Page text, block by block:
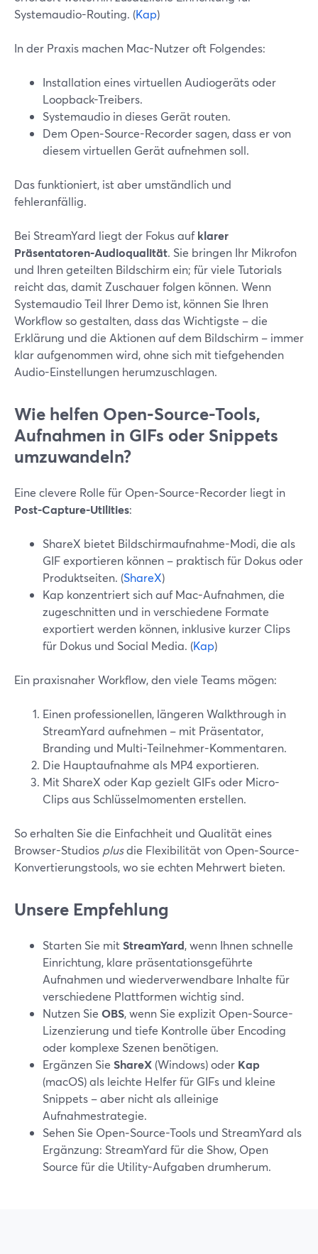
Systemaudio-Routing. (Kap)
In der Praxis machen Mac-Nutzer oft Folgendes:
Installation eines virtuellen Audiogeräts oder
Loopback-Treibers.
Systemaudio in dieses Gerät routen.
Dem Open‑Source-Recorder sagen, dass er von
diesem virtuellen Gerät aufnehmen soll.
Das funktioniert, ist aber umständlich und
fehleranfällig.
Bei StreamYard liegt der Fokus aufklarer
Präsentatoren-Audioqualität. Sie bringen Ihr Mikrofon
und Ihren geteilten Bildschirm ein; für viele Tutorials
reicht das, damit Zuschauer folgen können. Wenn
Systemaudio Teil Ihrer Demo ist, können Sie Ihren
Workflow so gestalten, dass das Wichtigste – die
Erklärung und die Aktionen auf dem Bildschirm – immer
klar aufgenommen wird, ohne sich mit tiefgehenden
Audio-Einstellungen herumzuschlagen.
Wie helfen Open‑Source-Tools,
Aufnahmen in GIFs oder Snippets
umzuwandeln?
Eine clevere Rolle für Open‑Source-Recorder liegt in
Post-Capture-Utilities:
ShareX bietet Bildschirmaufnahme-Modi, die als
GIF exportieren können – praktisch für Dokus oder
Produktseiten. (ShareX)
Kap konzentriert sich auf Mac-Aufnahmen, die
zugeschnitten und in verschiedene Formate
exportiert werden können, inklusive kurzer Clips
für Dokus und Social Media. (Kap)
Ein praxisnaher Workflow, den viele Teams mögen:
Einen professionellen, längeren Walkthrough in
StreamYard aufnehmen – mit Präsentator,
Branding und Multi-Teilnehmer-Kommentaren.
Die Hauptaufnahme als MP4 exportieren.
Mit ShareX oder Kap gezielt GIFs oder Micro-
Clips aus Schlüsselmomenten erstellen.
So erhalten Sie die Einfachheit und Qualität eines
Browser-Studios plusdie Flexibilität von Open‑Source-
Konvertierungstools, wo sie echten Mehrwert bieten.
Unsere Empfehlung
Starten Sie mitStreamYard, wenn Ihnen schnelle
Einrichtung, klare präsentationsgeführte
Aufnahmen und wiederverwendbare Inhalte für
verschiedene Plattformen wichtig sind.
Nutzen Sie OBS, wenn Sie explizit Open‑Source-
Lizenzierung und tiefe Kontrolle über Encoding
oder komplexe Szenen benötigen.
Ergänzen Sie ShareX (Windows) oder Kap
(macOS) als leichte Helfer für GIFs und kleine
Snippets – aber nicht als alleinige
Aufnahmestrategie.
Sehen Sie Open‑Source-Tools und StreamYard als
Ergänzung: StreamYard für die Show, Open
Source für die Utility-Aufgaben drumherum.